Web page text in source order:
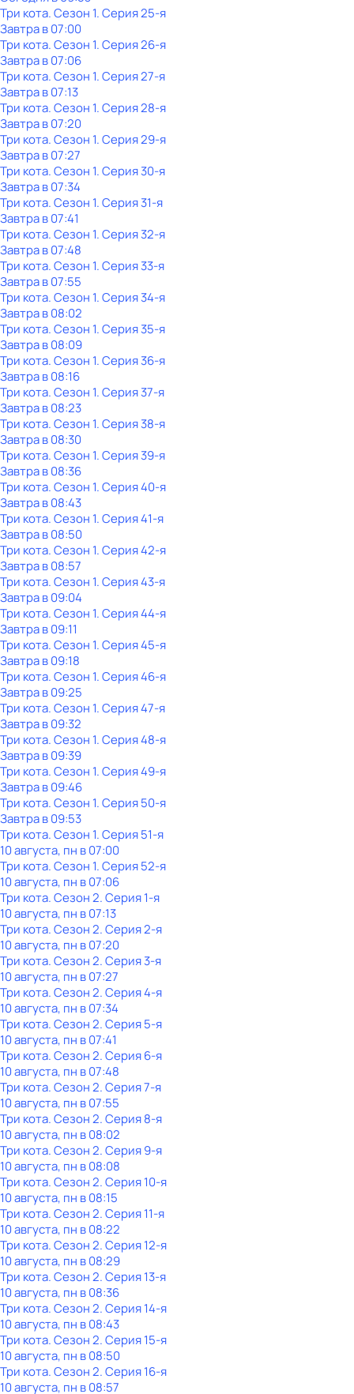
Три кота. Сезон 1. Серия 25-я
Завтра в 07:00
Три кота. Сезон 1. Серия 26-я
Завтра в 07:06
Три кота. Сезон 1. Серия 27-я
Завтра в 07:13
Три кота. Сезон 1. Серия 28-я
Завтра в 07:20
Три кота. Сезон 1. Серия 29-я
Завтра в 07:27
Три кота. Сезон 1. Серия 30-я
Завтра в 07:34
Три кота. Сезон 1. Серия 31-я
Завтра в 07:41
Три кота. Сезон 1. Серия 32-я
Завтра в 07:48
Три кота. Сезон 1. Серия 33-я
Завтра в 07:55
Три кота. Сезон 1. Серия 34-я
Завтра в 08:02
Три кота. Сезон 1. Серия 35-я
Завтра в 08:09
Три кота. Сезон 1. Серия 36-я
Завтра в 08:16
Три кота. Сезон 1. Серия 37-я
Завтра в 08:23
Три кота. Сезон 1. Серия 38-я
Завтра в 08:30
Три кота. Сезон 1. Серия 39-я
Завтра в 08:36
Три кота. Сезон 1. Серия 40-я
Завтра в 08:43
Три кота. Сезон 1. Серия 41-я
Завтра в 08:50
Три кота. Сезон 1. Серия 42-я
Завтра в 08:57
Три кота. Сезон 1. Серия 43-я
Завтра в 09:04
Три кота. Сезон 1. Серия 44-я
Завтра в 09:11
Три кота. Сезон 1. Серия 45-я
Завтра в 09:18
Три кота. Сезон 1. Серия 46-я
Завтра в 09:25
Три кота. Сезон 1. Серия 47-я
Завтра в 09:32
Три кота. Сезон 1. Серия 48-я
Завтра в 09:39
Три кота. Сезон 1. Серия 49-я
Завтра в 09:46
Три кота. Сезон 1. Серия 50-я
Завтра в 09:53
Три кота. Сезон 1. Серия 51-я
10 августа, пн в 07:00
Три кота. Сезон 1. Серия 52-я
10 августа, пн в 07:06
Три кота. Сезон 2. Серия 1-я
10 августа, пн в 07:13
Три кота. Сезон 2. Серия 2-я
10 августа, пн в 07:20
Три кота. Сезон 2. Серия 3-я
10 августа, пн в 07:27
Три кота. Сезон 2. Серия 4-я
10 августа, пн в 07:34
Три кота. Сезон 2. Серия 5-я
10 августа, пн в 07:41
Три кота. Сезон 2. Серия 6-я
10 августа, пн в 07:48
Три кота. Сезон 2. Серия 7-я
10 августа, пн в 07:55
Три кота. Сезон 2. Серия 8-я
10 августа, пн в 08:02
Три кота. Сезон 2. Серия 9-я
10 августа, пн в 08:08
Три кота. Сезон 2. Серия 10-я
10 августа, пн в 08:15
Три кота. Сезон 2. Серия 11-я
10 августа, пн в 08:22
Три кота. Сезон 2. Серия 12-я
10 августа, пн в 08:29
Три кота. Сезон 2. Серия 13-я
10 августа, пн в 08:36
Три кота. Сезон 2. Серия 14-я
10 августа, пн в 08:43
Три кота. Сезон 2. Серия 15-я
10 августа, пн в 08:50
Три кота. Сезон 2. Серия 16-я
10 августа, пн в 08:57